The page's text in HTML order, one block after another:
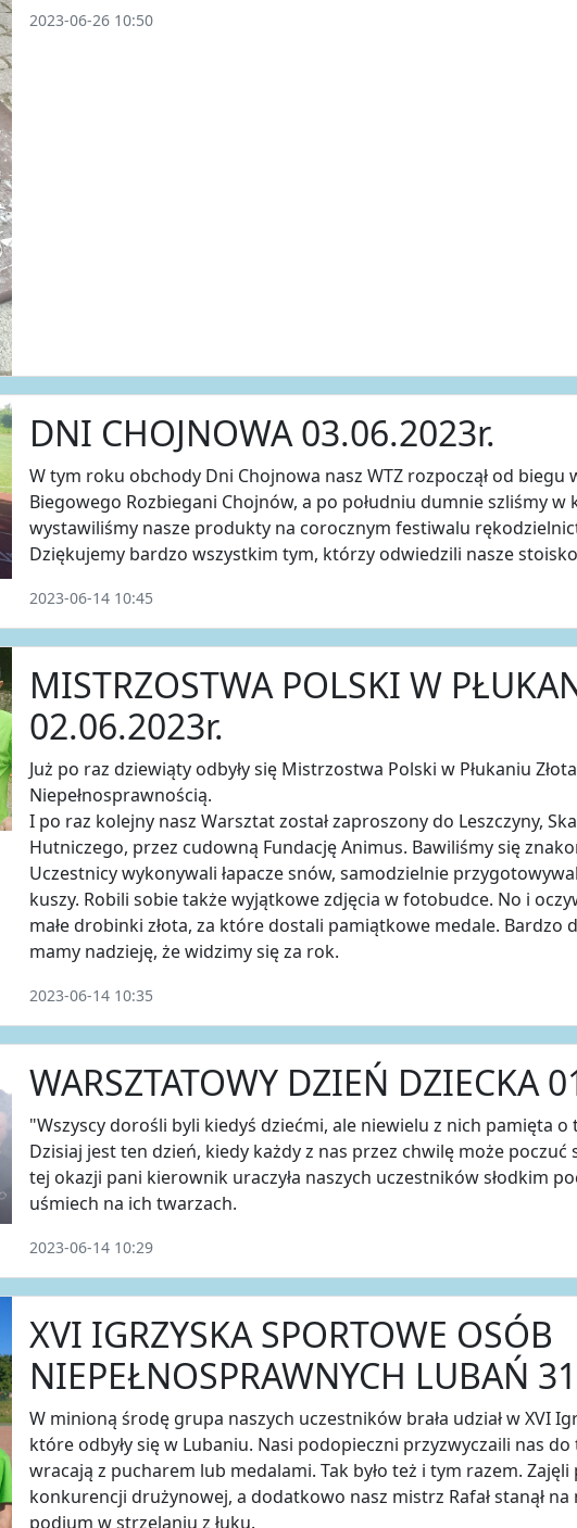
2023-06-26 10:50
DNI CHOJNOWA 03.06.2023r.
W tym roku obchody Dni Chojnowa nasz WTZ rozpoczął od biegu
Biegowego Rozbiegani Chojnów, a po południu dumnie szliśmy w
wystawiliśmy nasze produkty na corocznym festiwalu
Dziękujemy bardzo wszystkim tym, którzy odwiedzili nasze
2023-06-14 10:45
MISTRZOSTWA POLSKI W
02.06.2023r.
Już po raz dziewiąty odbyły się Mistrzostwa Polski w Płukaniu
Niepełnosprawnością.
I po raz kolejny nasz Warsztat został zaproszony do Leszczyny,
Hutniczego, przez cudowną Fundację Animus. Bawiliśmy się
Uczestnicy wykonywali łapacze snów, samodzielnie
kuszy. Robili sobie także wyjątkowe zdjęcia w fotobudce. No i
małe drobinki złota, za które dostali pamiątkowe medale. Bardzo
mamy nadzieję, że widzimy się za rok.
2023-06-14 10:35
WARSZTATOWY DZIEŃ DZIECKA
"Wszyscy dorośli byli kiedyś dziećmi, ale niewielu z nich pamięta o
Dzisiaj jest ten dzień, kiedy każdy z nas przez chwilę może poczuć
tej okazji pani kierownik uraczyła naszych uczestników słodkim
uśmiech na ich twarzach.
2023-06-14 10:29
XVI IGRZYSKA SPORTOWE OSÓB
NIEPEŁNOSPRAWNYCH LUBAŃ
W minioną środę grupa naszych uczestników brała udział w XVI
które odbyły się w Lubaniu. Nasi podopieczni przyzwyczaili nas
wracają z pucharem lub medalami. Tak było też i tym razem.
konkurencji drużynowej, a dodatkowo nasz mistrz Rafał stanął
podium w strzelaniu z łuku.